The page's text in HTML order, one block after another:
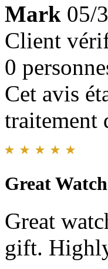
Mark 05/
Client
0
Cet avis
traitement
Great Watch
Great
gift.